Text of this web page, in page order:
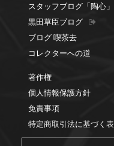
スタッフブログ「陶心」
黒田草臣ブログ
ブログ 喫茶去
コレクターへの道
著作権
個人情報保護方針
免責事項
特定商取引法に基づく